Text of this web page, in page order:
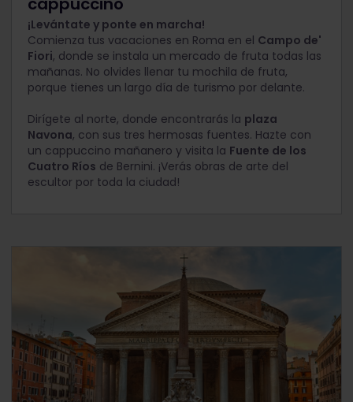
¡Levántate y ponte en marcha!
Comienza tus vacaciones en Roma en el Campo de'
Fiori, donde se instala un mercado de fruta todas las
mañanas. No olvides llenar tu mochila de fruta,
porque tienes un largo día de turismo por delante.
Dirígete al norte, donde encontrarás la plaza
Navona, con sus tres hermosas fuentes. Hazte con
un cappuccino mañanero y visita la Fuente de los
Cuatro Ríos de Bernini. ¡Verás obras de arte del
escultor por toda la ciudad!